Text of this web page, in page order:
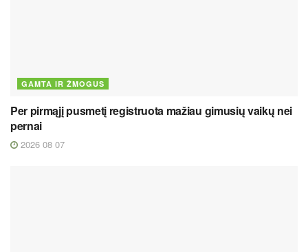
GAMTA IR ŽMOGUS
Per pirmąjį pusmetį registruota mažiau gimusių vaikų nei
pernai
2026 08 07